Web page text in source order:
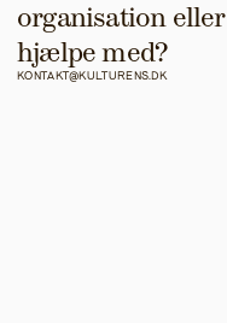
organisation
hjælpe med?
KONTAKT@KULTURENS.DK